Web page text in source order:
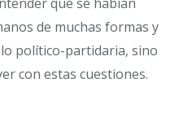
que se habían
de muchas formas y
político-partidaria, sino
con estas cuestiones.